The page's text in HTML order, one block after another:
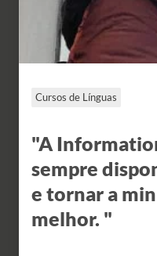
Cursos de Línguas
"A
sempre
e tornar a
melhor. "